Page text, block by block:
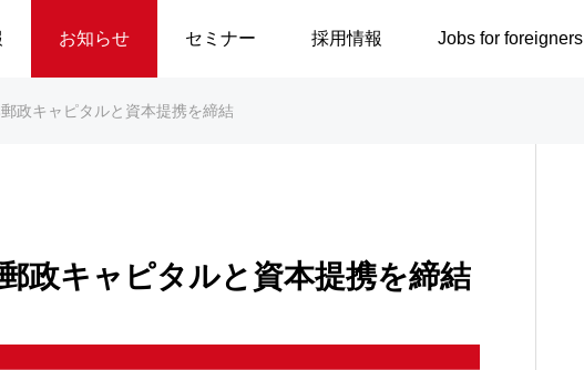
お知らせ セミナー 採用情報 Jobs for foreigners
政キャピタルと資本提携を締結
政キャピタルと資本提携を締結